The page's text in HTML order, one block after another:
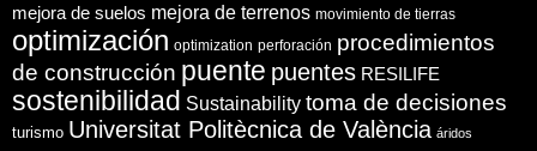
mejora de suelos mejora de terrenos movimiento de tierras
optimización optimization perforación procedimientos
de construcción puente puentes RESILIFE
sostenibilidad Sustainability toma de decisiones
turismo Universitat Politècnica de València áridos